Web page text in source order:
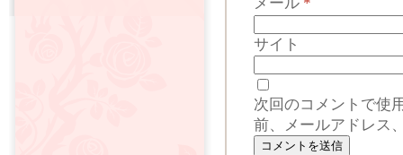
サイト
次回のコメントで使
前、メールアドレス